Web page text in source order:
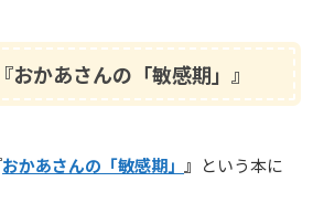
おかあさんの「敏感期」』
おかあさんの「敏感期」 』 という本に